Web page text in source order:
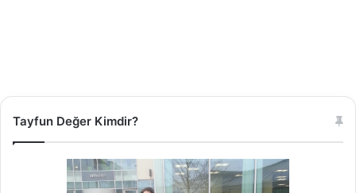
Tayfun Değer Kimdir?